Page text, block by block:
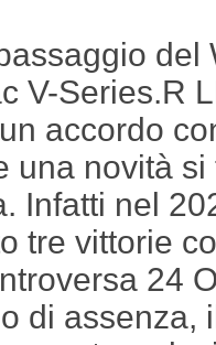
del
V-Series.R
accordo
una novità
Infatti nel
tre vittorie
24
di assenza,